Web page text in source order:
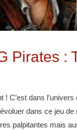
Pirates :
! C’est dans
dans ce jeu de
palpitantes mais